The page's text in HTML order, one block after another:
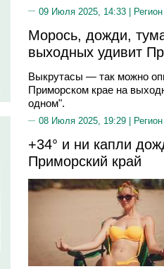
09 Июля 2025, 14:33 |
Морось, дожди,
выходных удивит
Выкрутасы — так можно
Приморском крае на
одном".
08 Июля 2025, 19:29 |
+34° и ни капли
Приморский край